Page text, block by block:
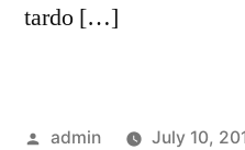
tardo […]
Posted
admin July 10,